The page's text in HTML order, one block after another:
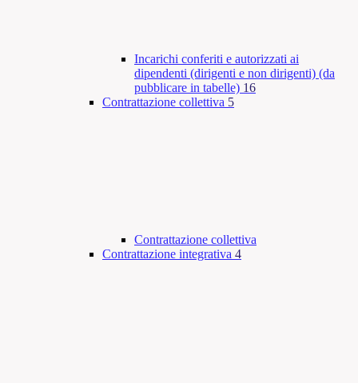
Incarichi conferiti e autorizzati ai
dipendenti (dirigenti e non dirigenti) (da
pubblicare in tabelle) 16
Contrattazione collettiva 5
Contrattazione collettiva
Contrattazione integrativa 4